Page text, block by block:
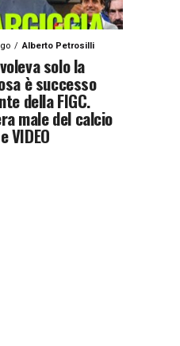
Alberto Petrosilli
solo la
è successo
della FIGC.
male del calcio
VIDEO